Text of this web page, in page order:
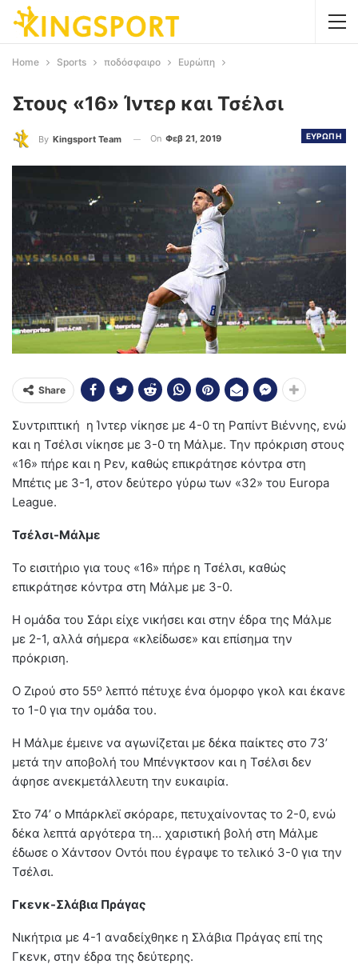
Home Sports ποδόσφαιρο Ευρώπη
Στους «16» Ίντερ και Τσέλσι
ΕΥΡΩΠΗ
By Kingsport Team On Φεβ 21, 2019
Share
Συντριπτική η Ίντερ νίκησε με 4-0 τη Ραπίντ Βιέννης, ενώ
και η Τσέλσι νίκησε με 3-0 τη Μάλμε. Την πρόκριση στους
«16» πήρε και η Ρεν, καθώς επικράτησε κόντρα στη
Μπέτις με 3-1, στον δεύτερο γύρω των «32» του Europa
League.
Τσέλσι-Μάλμε
Το εισιτήριο για τους «16» πήρε η Τσέλσι, καθώς
επικράτησε κόντρα στη Μάλμε με 3-0.
Η ομάδα του Σάρι είχε νικήσει και στην έδρα της Μάλμε
με 2-1, αλλά σήμερα «κλείδωσε» και επίσημα την
πρόκριση.
Ο Ζιρού στο 55ο λεπτό πέτυχε ένα όμορφο γκολ και έκανε
το 1-0 για την ομάδα του.
Η Μάλμε έμεινε να αγωνίζεται με δέκα παίκτες στο 73’
μετά την αποβολή του Μπένγκτσον και η Τσέλσι δεν
άφησε ανεκμετάλλευτη την ευκαιρία.
Στο 74’ ο Μπάρκλεϊ σκόραρε, πετυχαίνοντας το 2-0, ενώ
δέκα λεπτά αργότερα τη… χαριστική βολή στη Μάλμε
έδωσε ο Χάντσον Οντόι που έγραψε το τελικό 3-0 για την
Τσέλσι.
Γκενκ-Σλάβια Πράγας
Νικήτρια με 4-1 αναδείχθηκε η Σλάβια Πράγας επί της
Γκενκ, στην έδρα της δεύτερης.